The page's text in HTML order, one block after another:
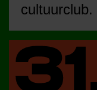
cultuurclub.